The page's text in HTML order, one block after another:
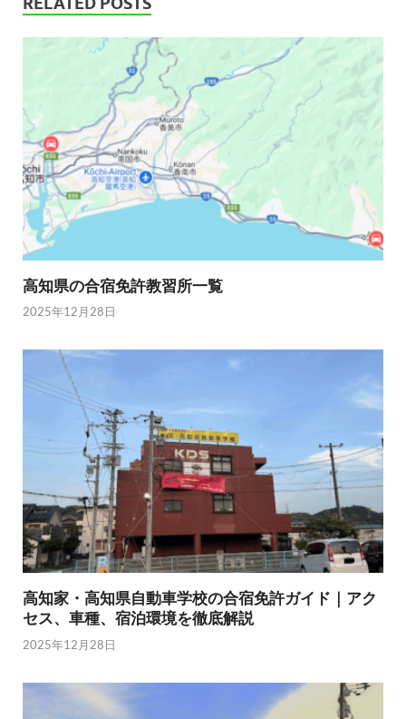
高知県の合宿免許教習所一覧
2025年12月28日
高知家・高知県自動車学校の合宿免許ガイド｜アク
セス、車種、宿泊環境を徹底解説
2025年12月28日